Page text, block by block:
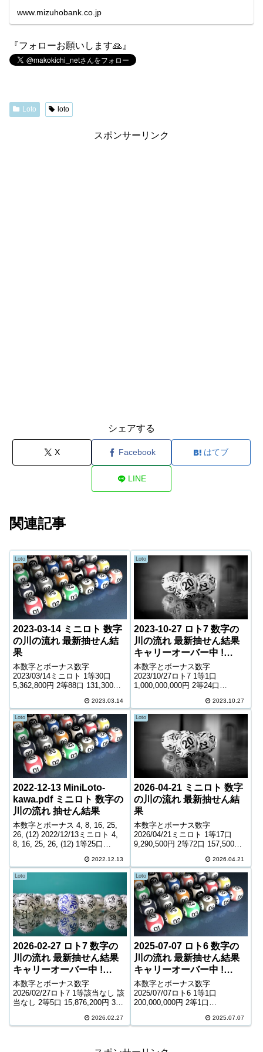
www.mizuhobank.co.jp
『フォローお願いします🙏』
Loto loto
スポンサーリンク
シェアする
X Facebook はてブ
LINE
関連記事
Loto
2023-03-14 ミニロト 数字
の川の流れ 最新抽せん結
果
本数字とボーナス数字
2023/03/14ミニロト 1等30口
5,362,800円 2等88口 131,300円
1,100円 ＊抽せんの結果は最終的
に発売元の発表のものと照合し
て下さい...
2023.03.14
Loto
2023-10-27 ロト7 数字の
川の流れ 最新抽せん結果
キャリーオーバー中 !
1,257,626,450円
本数字とボーナス数字
2023/10/27ロト7 1等1口
1,000,000,000円 2等24口
4等9,142口 7,800円 5等130,819
口 1,300円 6等230,48...
2023.10.27
Loto
2022-12-13 MiniLoto-
kawa.pdf ミニロト 数字の
川の流れ 抽せん結果
本数字とボーナス 4, 8, 16, 25,
26, (12) 2022/12/13ミニロト 4,
8, 16, 25, 26, (12) 1等25口
3等2,301口 8,900円 4等...2022.12.13
Loto
2026-04-21 ミニロト 数字
の川の流れ 最新抽せん結
果
本数字とボーナス数字
2026/04/21ミニロト 1等17口
9,290,500円 2等72口 157,500円
口 1,000円 ＊抽せんの結果は最
終的に発売元の発表のものと照
合して下さ...
2026.04.21
Loto
2026-02-27 ロト7 数字の
川の流れ 最新抽せん結果
キャリーオーバー中 !
2,912,341,960円
本数字とボーナス数字
2026/02/27ロト7 1等該当なし 該
当なし 2等5口 15,876,200円 3等
6,800円 5等130,221口 1,400円 6
2026.02.27
Loto
2025-07-07 ロト6 数字の
川の流れ 最新抽せん結果
キャリーオーバー中 !
18,491,184円
本数字とボーナス数字
2025/07/07ロト6 1等1口
200,000,000円 2等1口
円 4等12,073口 6,100円 5等2025.07.07